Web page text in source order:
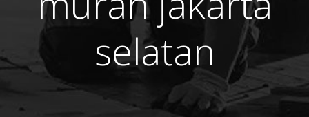
selatan